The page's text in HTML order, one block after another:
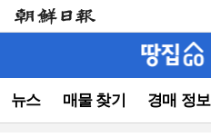
뉴스 매물 찾기 경매 정보
뉴
(컨